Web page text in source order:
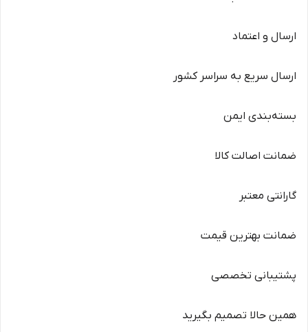
ارسال و اعتماد
ارسال سریع به سراسر کشور
بسته‌بندی ایمن
ضمانت اصالت کالا
گارانتی معتبر
ضمانت بهترین قیمت
پشتیبانی تخصصی
همین حالا تصمیم بگیرید